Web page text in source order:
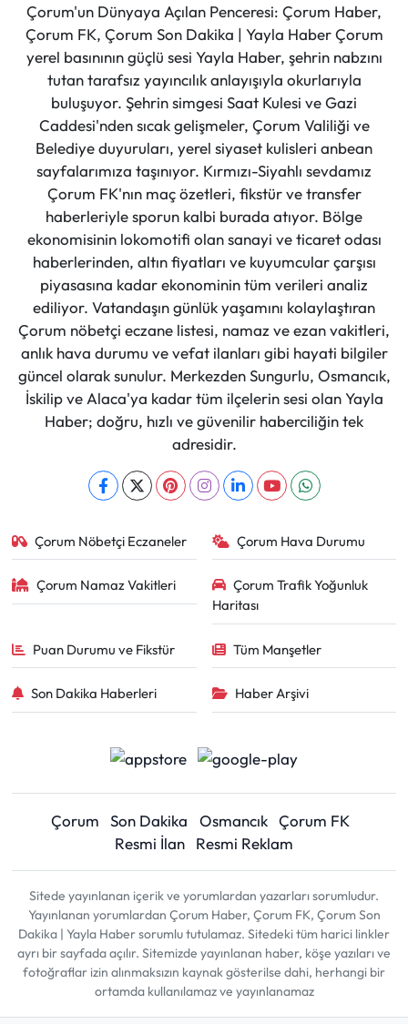
Çorum'un Dünyaya Açılan Penceresi: Çorum Haber,
Çorum FK, Çorum Son Dakika | Yayla Haber Çorum
yerel basınının güçlü sesi Yayla Haber, şehrin nabzını
tutan tarafsız yayıncılık anlayışıyla okurlarıyla
buluşuyor. Şehrin simgesi Saat Kulesi ve Gazi
Caddesi'nden sıcak gelişmeler, Çorum Valiliği ve
Belediye duyuruları, yerel siyaset kulisleri anbean
sayfalarımıza taşınıyor. Kırmızı-Siyahlı sevdamız
Çorum FK'nın maç özetleri, fikstür ve transfer
haberleriyle sporun kalbi burada atıyor. Bölge
ekonomisinin lokomotifi olan sanayi ve ticaret odası
haberlerinden, altın fiyatları ve kuyumcular çarşısı
piyasasına kadar ekonominin tüm verileri analiz
ediliyor. Vatandaşın günlük yaşamını kolaylaştıran
Çorum nöbetçi eczane listesi, namaz ve ezan vakitleri,
anlık hava durumu ve vefat ilanları gibi hayati bilgiler
güncel olarak sunulur. Merkezden Sungurlu, Osmancık,
İskilip ve Alaca'ya kadar tüm ilçelerin sesi olan Yayla
Haber; doğru, hızlı ve güvenilir haberciliğin tek
adresidir.
Çorum Nöbetçi Eczaneler Çorum Hava Durumu
Çorum Namaz Vakitleri
Çorum Trafik Yoğunluk
Haritası
Puan Durumu ve Fikstür Tüm Manşetler
Son Dakika Haberleri Haber Arşivi
Çorum Son Dakika Osmancık Çorum FK
Resmi İlan
Resmi Reklam
Sitede yayınlanan içerik ve yorumlardan yazarları sorumludur.
Yayınlanan yorumlardan Çorum Haber, Çorum FK, Çorum Son
Dakika | Yayla Haber sorumlu tutulamaz. Sitedeki tüm harici linkler
ayrı bir sayfada açılır. Sitemizde yayınlanan haber, köşe yazıları ve
fotoğraflar izin alınmaksızın kaynak gösterilse dahi, herhangi bir
ortamda kullanılamaz ve yayınlanamaz